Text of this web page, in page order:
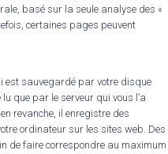
basé sur la seule analyse des «
certaines pages peuvent
est sauvegardé par votre disque
que par le serveur qui vous l’a
revanche, il enregistre des
ordinateur sur les sites web. Des
de faire correspondre au maximum